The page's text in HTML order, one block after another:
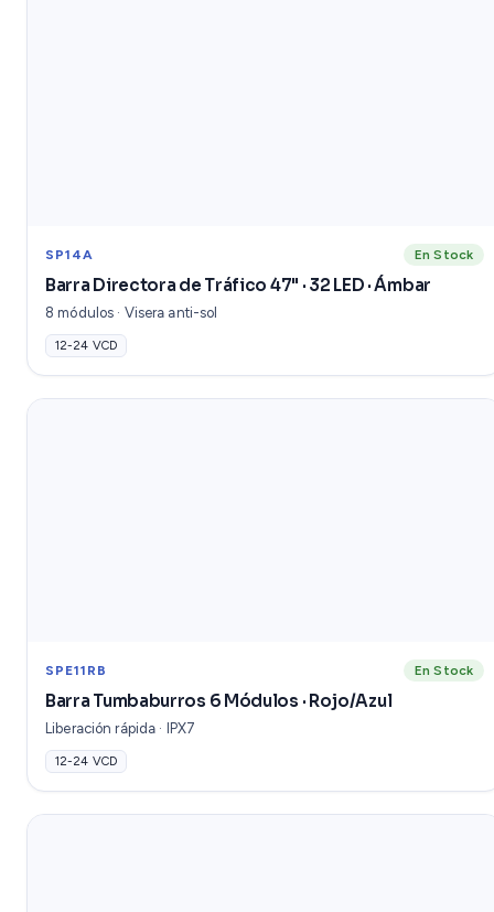
SP14A En Stock
Barra Directora de Tráfico 47" · 32 LED · Ámbar
8 módulos · Visera anti-sol
12-24 VCD
SPE11RB En Stock
Barra Tumbaburros 6 Módulos · Rojo/Azul
Liberación rápida · IPX7
12-24 VCD